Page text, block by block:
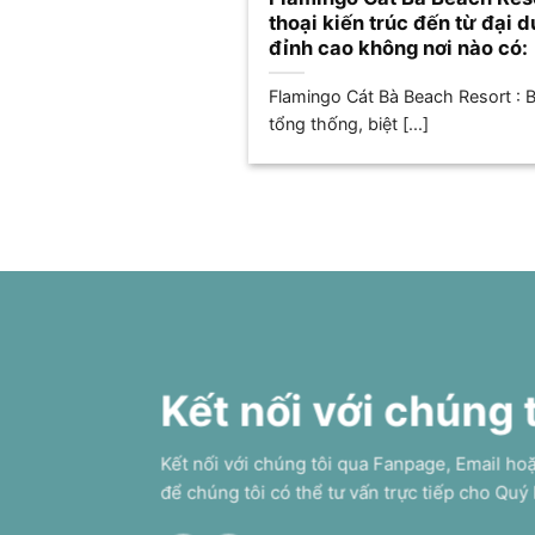
thoại kiến trúc đến từ đại
đỉnh cao không nơi nào có:
Flamingo Cát Bà Beach Resort :
tổng thống, biệt [...]
Kết nối với chúng
Kết nối với chúng tôi qua Fanpage, Email
để chúng tôi có thể tư vấn trực tiếp cho Quý